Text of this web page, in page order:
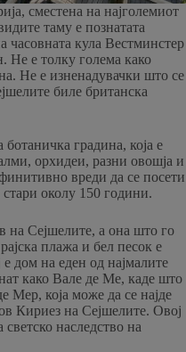
сместена на најголемиот
таму е познатата
часовната кула Вестминстер
Не е толку голема како
Не е изненадувачки што се
биле британска
градина, која е
орхидеи, разни овошја и
вреди да се посети
околу 150 години.
на Сејшелите, а она што го
плажа и бел песок е
е дом на еден од најмалите
како Вале де Ме, каде што
Мер, која може да се најде
Кириез на Сејшелите. Овој
светско наследство на